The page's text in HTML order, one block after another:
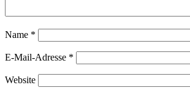
Name *
E-Mail-Adresse *
Website